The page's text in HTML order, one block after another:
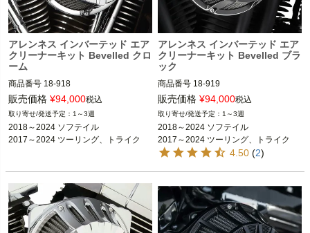
アレンネス インバーテッド エア
クリーナーキット Bevelled クロ
ーム
商品番号 18-918
D型番：1010-2089
2017～2024 ツーリング、トライク
販売価格 ¥94,000税込
1～3週
2018～2024 ソフテイル
2017～2024 ツーリング、トライク
アレンネス インバーテッド エア
クリーナーキット Bevelled ブラ
ック
商品番号 18-919
D型番：1010-2090
2017～2024 ツーリング、トライク
※2023～2024 FLHXSE、FLTRXSE、
2024 FLHX、FLTRX、FLTRXSTSEは
不可
ARLEN NESS（アレンネス）
販売価格 ¥94,000税込
1～3週
2018～2024 ソフテイル
2017～2024 ツーリング、トライク
4.50 (2)